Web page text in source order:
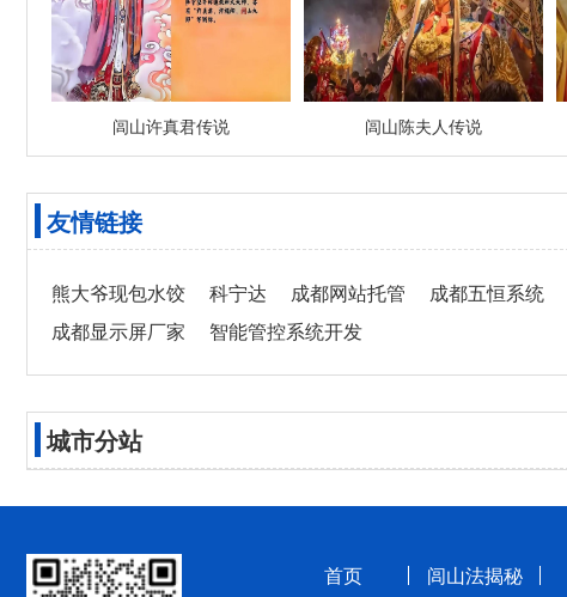
闾山许真君传说 闾山陈夫人传说
友情链接
熊大爷现包水饺 科宁达 成都网站托管 成都五恒系统
成都显示屏厂家
智能管控系统开发
城市分站
首页 闾山法揭秘